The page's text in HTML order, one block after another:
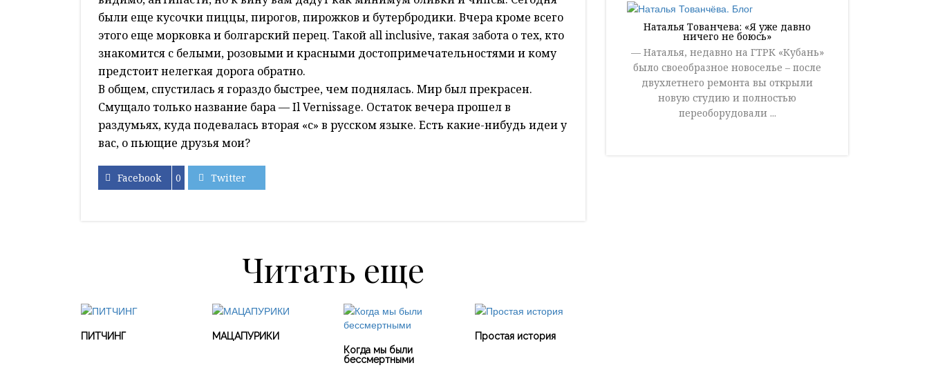
были еще кусочки пиццы, пирогов, пирожков и бутербродики. Вчера кроме всего
этого еще морковка и болгарский перец. Такой all inclusive, такая забота о тех, кто
знакомится с белыми, розовыми и красными достопримечательностями и кому
предстоит нелегкая дорога обратно.
В общем, спустилась я гораздо быстрее, чем поднялась. Мир был прекрасен.
Смущало только название бара — Il Vernissage. Остаток вечера прошел в
раздумьях, куда подевалась вторая «с» в русском языке. Есть какие-нибудь идеи у
вас, о пьющие друзья мои?
Facebook 0 Twitter
Читать еще
ПИТЧИНГ
МАЦАПУРИКИ
Когда мы были
бессмертными
Простая история
Наталья Тованчева: «Я уже давно
ничего не боюсь»
— Наталья, недавно на ГТРК «Кубань»
было своеобразное новоселье – после
двухлетнего ремонта вы открыли
новую студию и полностью
переоборудовали ...